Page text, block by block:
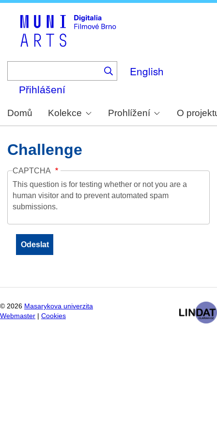
English
Přihlášení
Domů Kolekce Prohlížení O
Challenge
CAPTCHA
This question is for testing whether or not you are a
human visitor and to prevent automated spam
submissions.
© 2026 Masarykova univerzita
Webmaster
Cookies